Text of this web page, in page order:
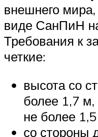
внешнего
виде СанПиН
Требования к
четкие:
высота со
более 1,7
не более
со стороны